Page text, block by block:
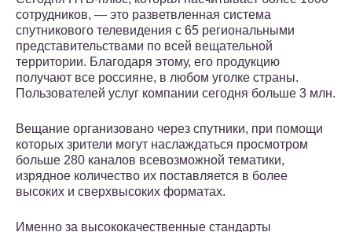
сотрудников, — это разветвленная система
спутникового телевидения с 65 региональными
представительствами по всей вещательной
территории. Благодаря этому, его продукцию
получают все россияне, в любом уголке страны.
Пользователей услуг компании сегодня больше 3 млн.
Вещание организовано через спутники, при помощи
которых зрители могут наслаждаться просмотром
больше 280 каналов всевозможной тематики,
изрядное количество их поставляется в более
высоких и сверхвысоких форматах.
Именно за высококачественные стандарты